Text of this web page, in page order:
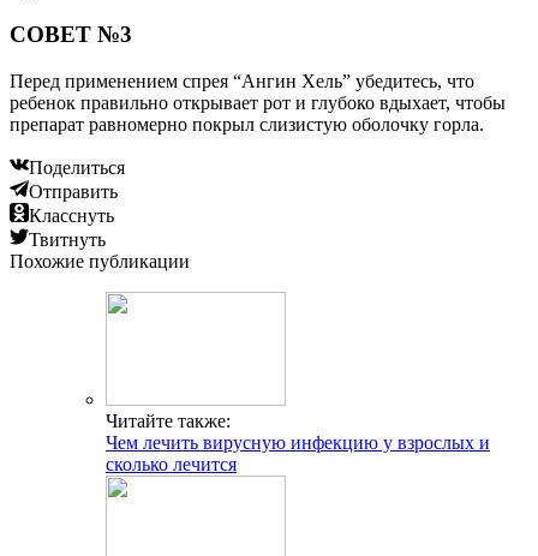
СОВЕТ №3
Перед применением спрея “Ангин Хель” убедитесь, что
ребенок правильно открывает рот и глубоко вдыхает, чтобы
препарат равномерно покрыл слизистую оболочку горла.
Поделиться
Отправить
Класснуть
Твитнуть
Похожие публикации
Читайте также:
Чем лечить вирусную инфекцию у взрослых и
сколько лечится